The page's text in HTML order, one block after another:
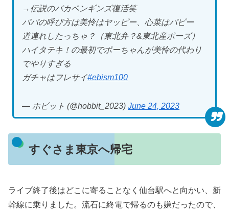
→伝説のバカペンギンズ復活笑
パパの呼び方は美怜はヤッピー、心菜はパピー
道連れしたっちゃ？（東北弁？&東北産ポーズ）
ハイタテキ！の最初でポーちゃんが美怜の代わり
でやりすぎる
ガチャはフレサイ#ebism100
— ホビット (@hobbit_2023) June 24, 2023
すぐさま東京へ帰宅
ライブ終了後はどこに寄ることなく仙台駅へと向かい、新
幹線に乗りました。流石に終電で帰るのも嫌だったので、